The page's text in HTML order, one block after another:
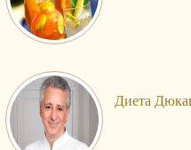
Диета